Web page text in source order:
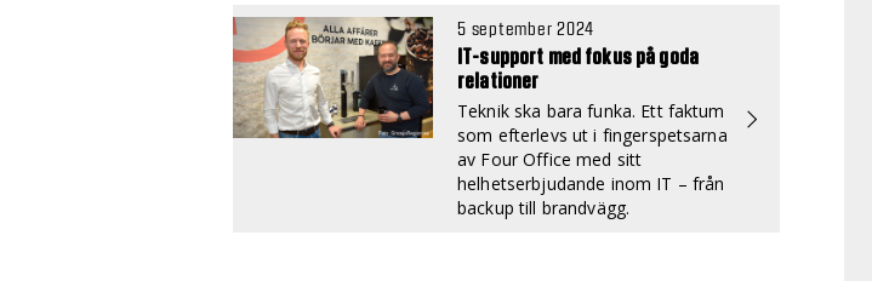
5 september 2024
IT-support med fokus på goda
relationer
Teknik ska bara funka. Ett faktum
som efterlevs ut i fingerspetsarna
av Four Office med sitt
helhetserbjudande inom IT – från
backup till brandvägg.